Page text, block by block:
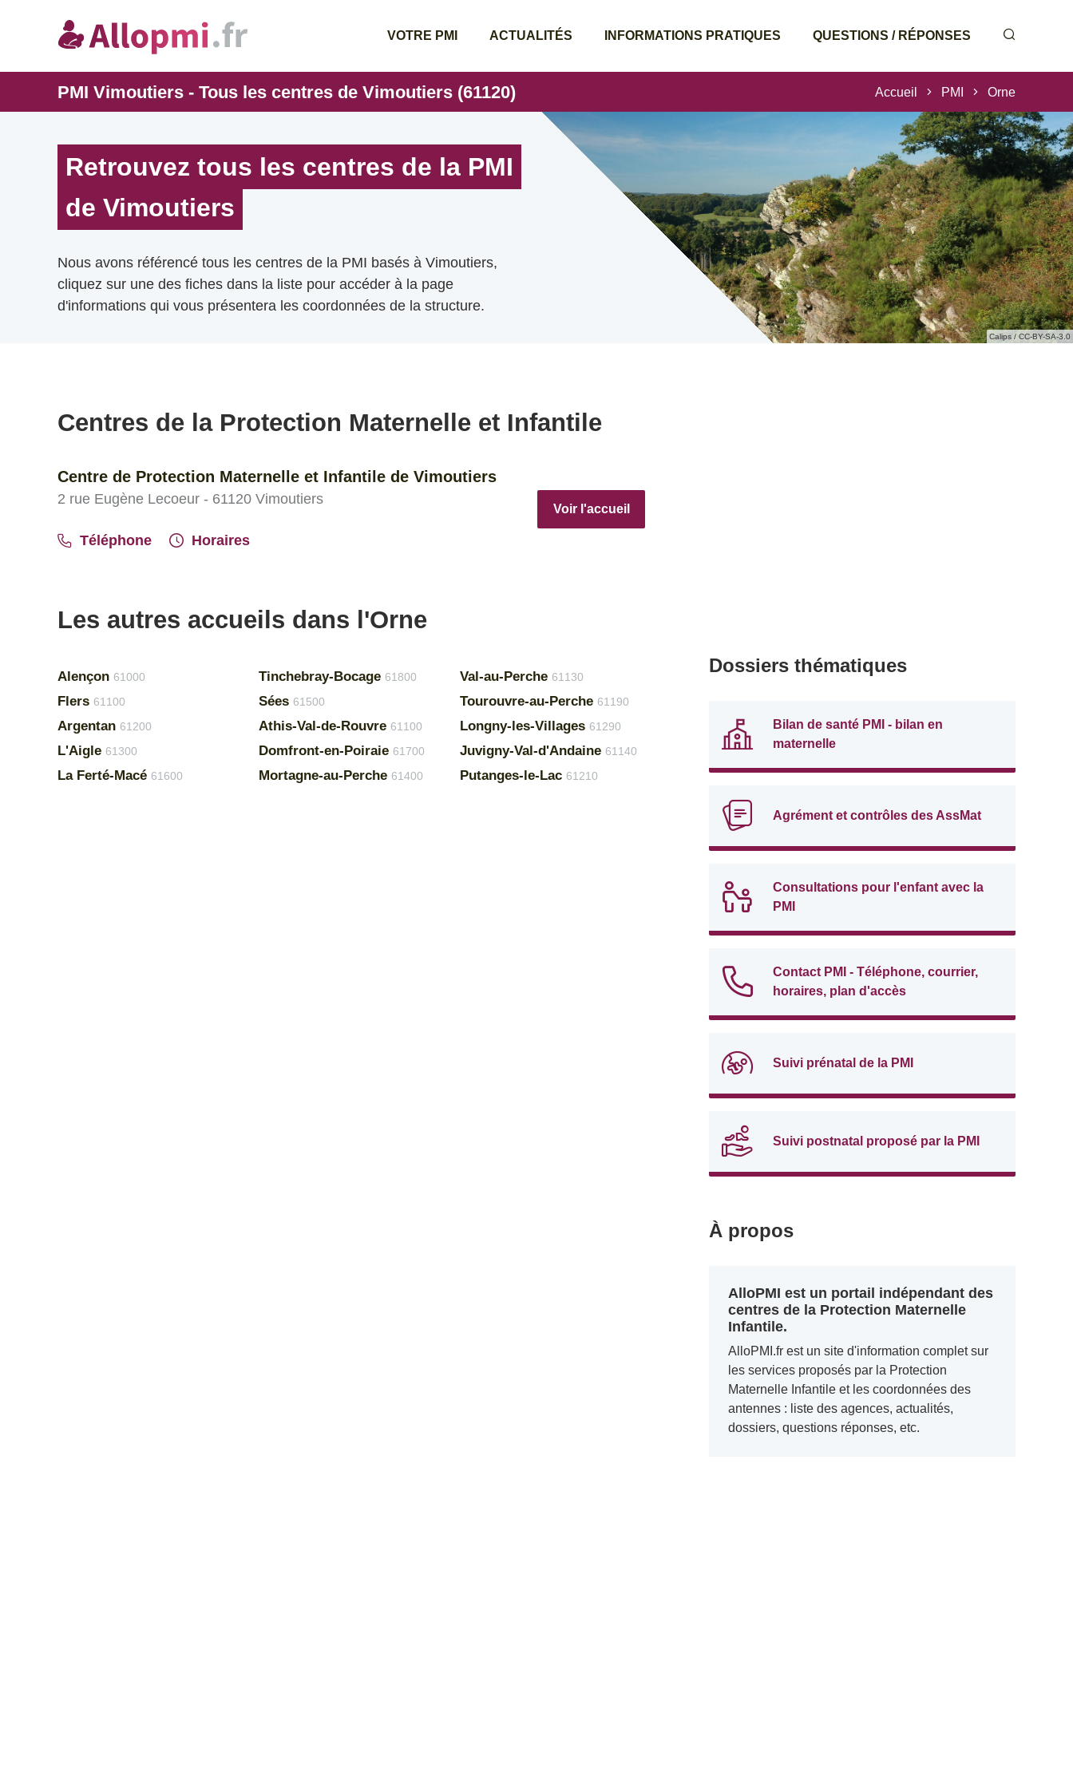
VOTRE PMI ACTUALITÉS INFORMATIONS PRATIQUES QUESTIONS / RÉPONSES
PMI Vimoutiers - Tous les centres de Vimoutiers (61120) Accueil PMI Orne
Calips / CC-BY-SA-3.0
Retrouvez tous les centres de la PMI
de Vimoutiers
Nous avons référencé tous les centres de la PMI basés à Vimoutiers,
cliquez sur une des fiches dans la liste pour accéder à la page
d'informations qui vous présentera les coordonnées de la structure.
Centres de la Protection Maternelle et Infantile
Centre de Protection Maternelle et Infantile de Vimoutiers
2 rue Eugène Lecoeur - 61120 Vimoutiers
Téléphone Horaires
Voir l'accueil
Les autres accueils dans l'Orne
Alençon 61000
Flers 61100
Argentan 61200
L'Aigle 61300
La Ferté-Macé 61600
Tinchebray-Bocage 61800
Sées 61500
Athis-Val-de-Rouvre 61100
Domfront-en-Poiraie 61700
Mortagne-au-Perche 61400
Val-au-Perche 61130
Tourouvre-au-Perche 61190
Longny-les-Villages 61290
Juvigny-Val-d'Andaine 61140
Putanges-le-Lac 61210
Dossiers thématiques
Bilan de santé PMI - bilan en
maternelle
Agrément et contrôles des AssMat
Consultations pour l'enfant avec la
PMI
Contact PMI - Téléphone, courrier,
horaires, plan d'accès
Suivi prénatal de la PMI
Suivi postnatal proposé par la PMI
À propos
AlloPMI est un portail indépendant des
centres de la Protection Maternelle
Infantile.
AlloPMI.fr est un site d'information complet sur
les services proposés par la Protection
Maternelle Infantile et les coordonnées des
antennes : liste des agences, actualités,
dossiers, questions réponses, etc.